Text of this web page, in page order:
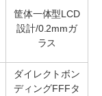
筐体一体型LCD
設計/0.2mmガ
ラス
ダイレクトボン
ディングFFFタ